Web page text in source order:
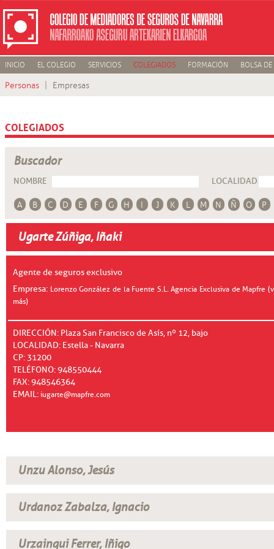
INICIO EL COLEGIO SERVICIOS COLEGIADOS FORMACIÓN BOLSA
Personas Empresas
COLEGIADOS
Buscador
NOMBRE LOCALIDAD
A B C D E F G H I J K L M N Ñ O P
Ugarte Zúñiga, Iñaki
Agente de seguros exclusivo
Empresa: Lorenzo González de la Fuente S.L. Agencia Exclusiva de Mapfre
más)
DIRECCIÓN: Plaza San Francisco de Asís, nº 12, bajo
LOCALIDAD: Estella - Navarra
CP: 31200
TELÉFONO: 948550444
FAX: 948546364
EMAIL:iugarte@mapfre.com
Unzu Alonso, Jesús
Urdanoz Zabalza, Ignacio
Urzainqui Ferrer, Iñigo